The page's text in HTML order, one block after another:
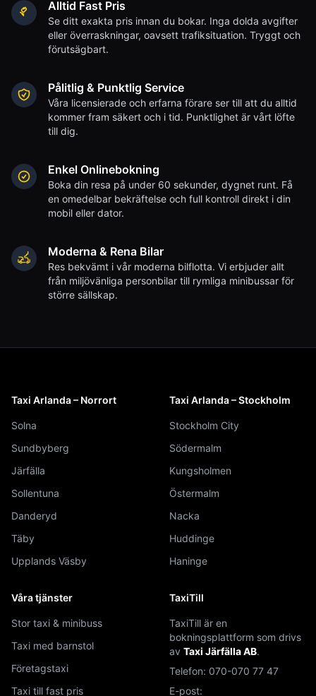
Alltid Fast Pris
Se ditt exakta pris innan du bokar. Inga dolda avgifter
eller överraskningar, oavsett trafiksituation. Tryggt och
förutsägbart.
Pålitlig & Punktlig Service
Våra licensierade och erfarna förare ser till att du alltid
kommer fram säkert och i tid. Punktlighet är vårt löfte
till dig.
Enkel Onlinebokning
Boka din resa på under 60 sekunder, dygnet runt. Få
en omedelbar bekräftelse och full kontroll direkt i din
mobil eller dator.
Moderna & Rena Bilar
Res bekvämt i vår moderna bilflotta. Vi erbjuder allt
från miljövänliga personbilar till rymliga minibussar för
större sällskap.
Taxi Arlanda – Norrort
Solna
Sundbyberg
Järfälla
Sollentuna
Danderyd
Täby
Upplands Väsby
Taxi Arlanda – Stockholm
Stockholm City
Södermalm
Kungsholmen
Östermalm
Nacka
Huddinge
Haninge
Våra tjänster
Stor taxi & minibuss
Taxi med barnstol
Företagstaxi
Taxi till fast pris
TaxiTill
TaxiTill är en
bokningsplattform som drivs
av Taxi Järfälla AB.
Telefon: 070-070 77 47
E-post: